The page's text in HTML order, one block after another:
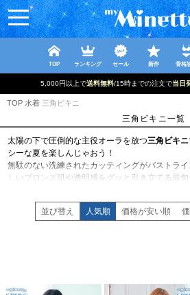
TOP ランキング セール 新作 骨格
5,000円以上で送料無料/15時までの注文で当日
TOP 水着 三角ビキニ
三角ビキニ一覧
太陽の下で圧倒的な主役オーラを放つ三角ビキニ
シーな夏を楽しんじゃおう！
無駄のない洗練されたカッティングがバストラ
しいブロンズ肌や透明感をグッと引き立てる最
首や背中で結ぶリボンが華奢なバックスタイル
りないあざと可愛いボディラインを叶えてくれ
定番のシンプルカラーでクールにキメるのはも
ーなパレオ・カーデと合わせれば、ビーチサイ
リゾート旅行やプールでの主役水着としてはも
日常を忘れて、自分のスタイルに自信をくれる
myMinetteの三角水着 コレクションで、みんな
並び替え 人気順 価格が安い順